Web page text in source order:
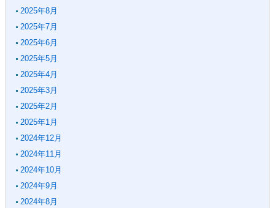
2025年8月
2025年7月
2025年6月
2025年5月
2025年4月
2025年3月
2025年2月
2025年1月
2024年12月
2024年11月
2024年10月
2024年9月
2024年8月